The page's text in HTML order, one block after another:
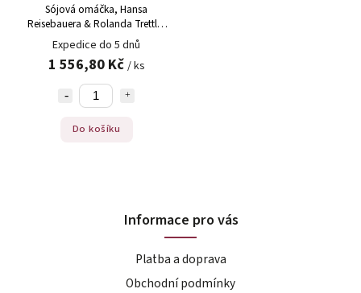
Sójová omáčka, Hansa
Reisebauera & Rolanda Trettla,
500 ml
Expedice do 5 dnů
1 556,80 Kč / ks
Do košíku
Informace pro vás
Platba a doprava
Obchodní podmínky